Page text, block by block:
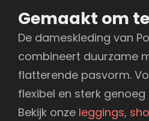
de
Gemaakt om
De dameskleding van
combineert duurzame
flatterende pasvorm.
flexibel en sterk
Bekijk onze leggings,